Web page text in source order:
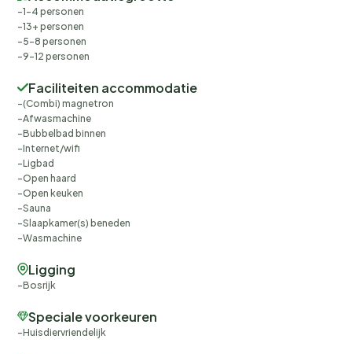
Wil jij een vakantie vol plezier en ontspanning? Boek nu
jouw verblijf bij Landal Aelderholt en ontdek zelf
waarom dit park zo geliefd is! Wees er snel bij, want
1-4 personen
13+ personen
5-8 personen
9-12 personen
Faciliteiten accommodatie
(Combi) magnetron
Afwasmachine
Bubbelbad binnen
Internet/wifi
Ligbad
Open haard
Open keuken
Sauna
Slaapkamer(s) beneden
Wasmachine
Ligging
Bosrijk
Speciale voorkeuren
Huisdiervriendelijk